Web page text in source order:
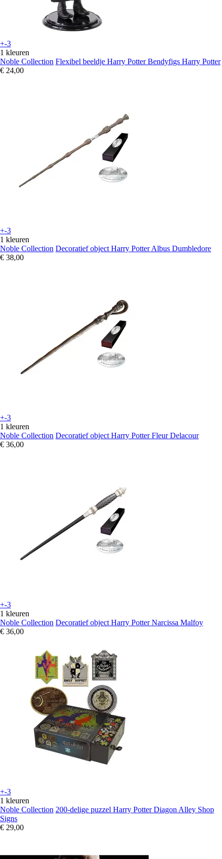
+-3
1 kleuren
Noble Collection Flexibel beeldje Harry Potter Bendyfigs Harry Potter
€ 24,00
+-3
1 kleuren
Noble Collection Decoratief object Harry Potter Albus Dumbledore
€ 38,00
+-3
1 kleuren
Noble Collection Decoratief object Harry Potter Fleur Delacour
€ 36,00
+-3
1 kleuren
Noble Collection Decoratief object Harry Potter Narcissa Malfoy
€ 36,00
+-3
1 kleuren
Noble Collection 200-delige puzzel Harry Potter Diagon Alley Shop
Signs
€ 29,00